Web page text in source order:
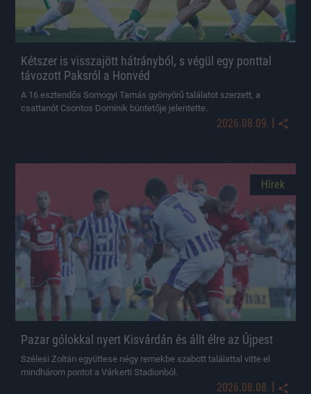
Kétszer is visszajött hátrányból, s végül egy ponttal
távozott Paksról a Honvéd
A 16 esztendős Somogyi Tamás gyönyörű találatot szerzett, a
csattanót Csontos Dominik büntetője jelentette.
2026.08.09. |
Hírek
Pazar gólokkal nyert Kisvárdán és állt élre az Újpest
Szélesi Zoltán együttese négy remekbe szabott találattal vitte el
mindhárom pontot a Várkerti Stadionból.
2026.08.08. |